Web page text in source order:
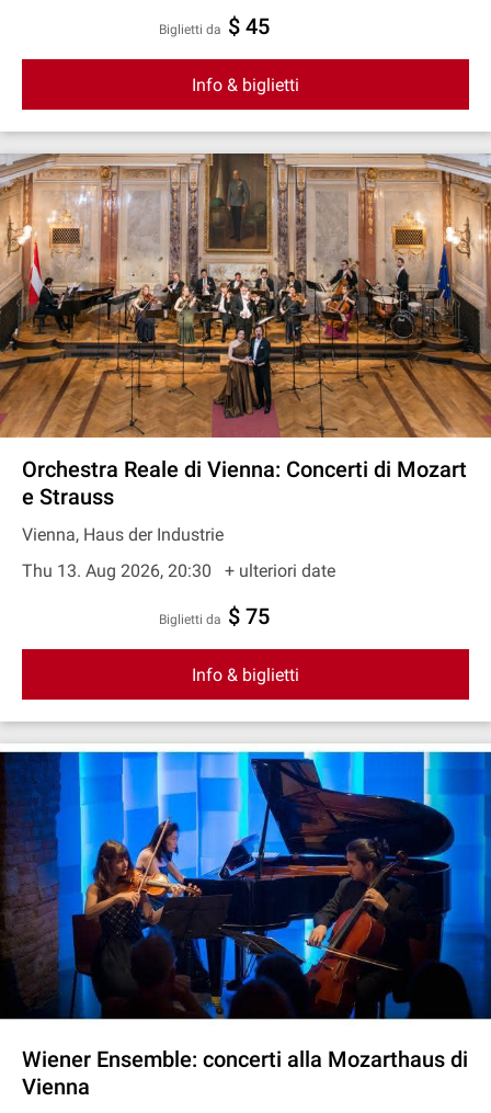
Biglietti da $ 45
Info & biglietti
Orchestra Reale di Vienna: Concerti di Mozart
e Strauss
Vienna, Haus der Industrie
Thu 13. Aug 2026, 20:30
+ ulteriori date
Biglietti da $ 75
Info & biglietti
Wiener Ensemble: concerti alla Mozarthaus di
Vienna